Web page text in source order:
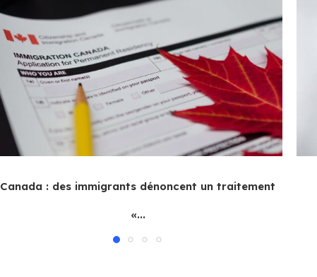
Canada : des immigrants dénoncent un traitement
«...